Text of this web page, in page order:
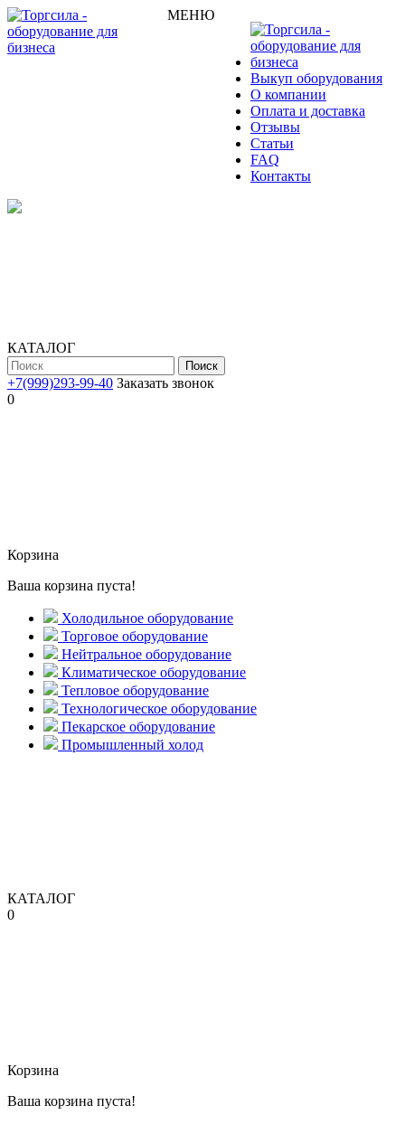
МЕНЮ
Выкуп оборудования
О компании
Оплата и доставка
Отзывы
Статьи
FAQ
Контакты
КАТАЛОГ
Поиск
+7(999)293-99-40 Заказать звонок
0
Корзина
Ваша корзина пуста!
Холодильное оборудование
Торговое оборудование
Нейтральное оборудование
Климатическое оборудование
Тепловое оборудование
Технологическое оборудование
Пекарское оборудование
Промышленный холод
КАТАЛОГ
0
Корзина
Ваша корзина пуста!